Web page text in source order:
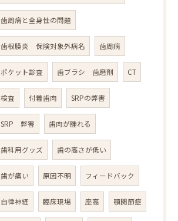
歯周病と全身性の問題
歯根膜炎 保険対象外病名 歯周病
ポケット診査 歯ブラシ 歯磨剤 CT
検査 付着歯肉 SRPの弊害
SRP 弊害 歯肉が腫れる
歯科用グッズ 歯の高さが低い
歯が痛い 原因不明 フィードバック
自律神経 臨床現場 座高 顎関節症